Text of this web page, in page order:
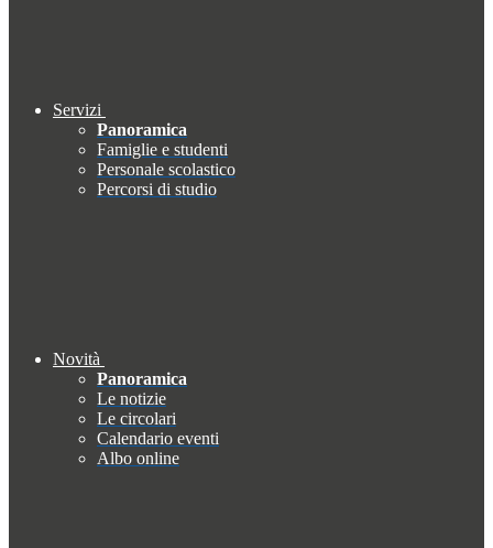
Servizi
Panoramica
Famiglie e studenti
Personale scolastico
Percorsi di studio
Novità
Panoramica
Le notizie
Le circolari
Calendario eventi
Albo online